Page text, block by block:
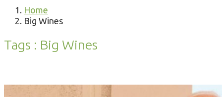
Home
Big Wines
Tags : Big Wines